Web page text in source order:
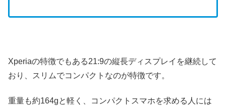
Xperiaの特徴でもある21:9の縦長ディスプレイを継続して
おり、スリムでコンパクトなのが特徴です。
重量も約164gと軽く、コンパクトスマホを求める人には